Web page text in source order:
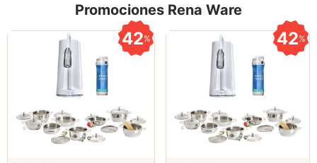
Promociones Rena Ware
42% 42%